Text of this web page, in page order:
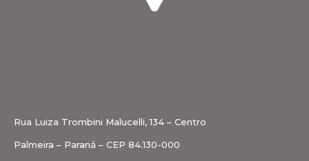
Rua Luiza Trombini Malucelli, 134 – Centro
Palmeira – Paraná – CEP 84.130-000